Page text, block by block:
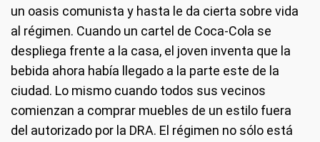
un oasis comunista y hasta le da cierta sobre vida
al régimen. Cuando un cartel de Coca-Cola se
despliega frente a la casa, el joven inventa que la
bebida ahora había llegado a la parte este de la
ciudad. Lo mismo cuando todos sus vecinos
comienzan a comprar muebles de un estilo fuera
del autorizado por la DRA. El régimen no sólo está